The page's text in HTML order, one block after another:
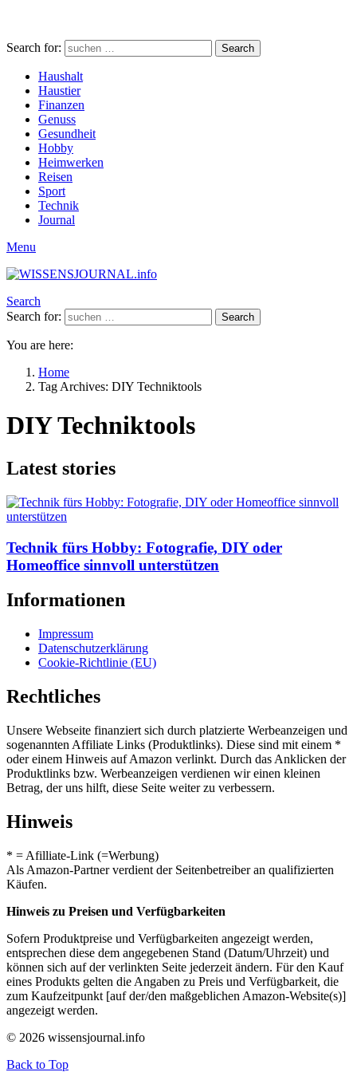
Search for: Search
Haushalt
Haustier
Finanzen
Genuss
Gesundheit
Hobby
Heimwerken
Reisen
Sport
Technik
Journal
Menu
Search
Search for:
Search
You are here:
Home
Tag Archives: DIY Techniktools
DIY Techniktools
Latest stories
Technik fürs Hobby: Fotografie, DIY oder
Homeoffice sinnvoll unterstützen
Informationen
Impressum
Datenschutzerklärung
Cookie-Richtlinie (EU)
Rechtliches
Unsere Webseite finanziert sich durch platzierte Werbeanzeigen und
sogenannten Affiliate Links (Produktlinks). Diese sind mit einem *
oder einem Hinweis auf Amazon verlinkt. Durch das Anklicken der
Produktlinks bzw. Werbeanzeigen verdienen wir einen kleinen
Betrag, der uns hilft, diese Seite weiter zu verbessern.
Hinweis
* = Afilliate-Link (=Werbung)
Als Amazon-Partner verdient der Seitenbetreiber an qualifizierten
Käufen.
Hinweis zu Preisen und Verfügbarkeiten
Sofern Produktpreise und Verfügbarkeiten angezeigt werden,
entsprechen diese dem angegebenen Stand (Datum/Uhrzeit) und
können sich auf der verlinkten Seite jederzeit ändern. Für den Kauf
eines Produkts gelten die Angaben zu Preis und Verfügbarkeit, die
zum Kaufzeitpunkt [auf der/den maßgeblichen Amazon-Website(s)]
angezeigt werden.
© 2026 wissensjournal.info
Back to Top